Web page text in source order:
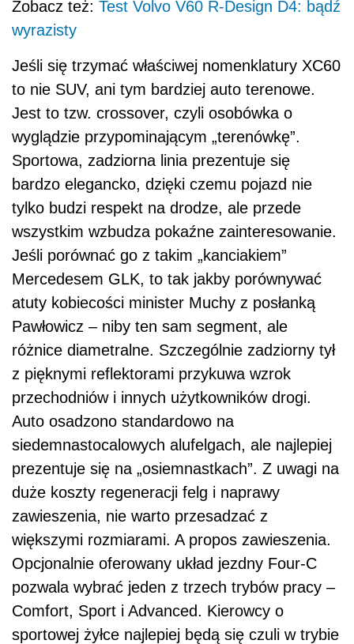
Zobacz też: Test Volvo V60 R-Design D4: bądź
wyrazisty
Jeśli się trzymać właściwej nomenklatury XC60
to nie SUV, ani tym bardziej auto terenowe.
Jest to tzw. crossover, czyli osobówka o
wyglądzie przypominającym „terenówkę”.
Sportowa, zadziorna linia prezentuje się
bardzo elegancko, dzięki czemu pojazd nie
tylko budzi respekt na drodze, ale przede
wszystkim wzbudza pokaźne zainteresowanie.
Jeśli porównać go z takim „kanciakiem”
Mercedesem GLK, to tak jakby porównywać
atuty kobiecości minister Muchy z posłanką
Pawłowicz – niby ten sam segment, ale
różnice diametralne. Szczególnie zadziorny tył
z pięknymi reflektorami przykuwa wzrok
przechodniów i innych użytkowników drogi.
Auto osadzono standardowo na
siedemnastocalowych alufelgach, ale najlepiej
prezentuje się na „osiemnastkach”. Z uwagi na
duże koszty regeneracji felg i naprawy
zawieszenia, nie warto przesadzać z
większymi rozmiarami. A propos zawieszenia.
Opcjonalnie oferowany układ jezdny Four-C
pozwala wybrać jeden z trzech trybów pracy –
Comfort, Sport i Advanced. Kierowcy o
sportowej żyłce najlepiej będą się czuli w trybie